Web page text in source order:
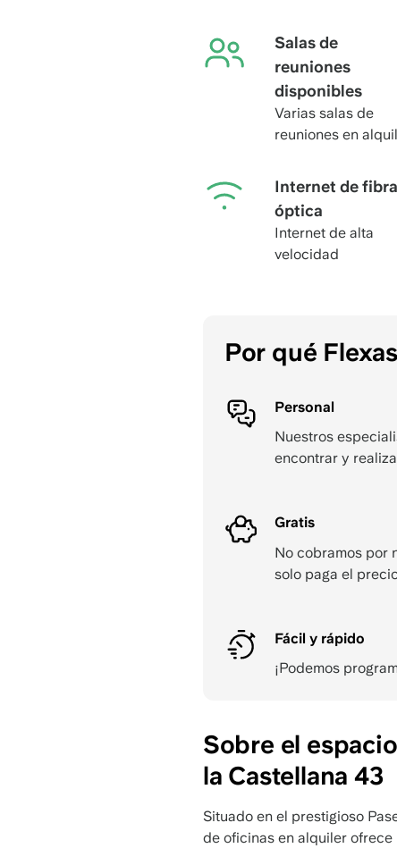
Salas de
reuniones
disponibles
Varias salas de
reuniones en
Internet de fibra
óptica
Internet de alta
velocidad
Por qué
Personal
Nuestros
encontrar y
Gratis
No cobramos por
solo paga el
Fácil y rápido
¡Podemos
Sobre el
la Castellana 43
Situado en el prestigioso
de oficinas en alquiler